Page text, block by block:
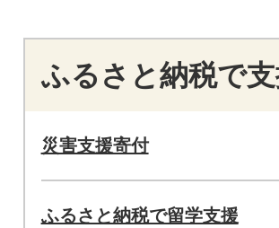
ふるさと納税で
災害支援寄付
ふるさと納税で留学支援